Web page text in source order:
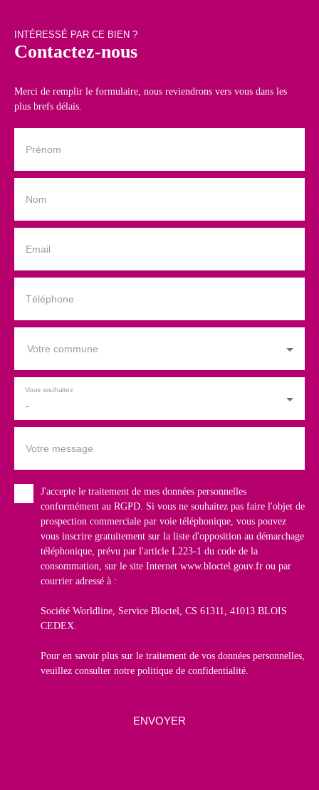
INTÉRESSÉ PAR CE BIEN ?
Contactez-nous
Merci de remplir le formulaire, nous reviendrons vers vous dans les
plus brefs délais.
Prénom
Nom
Email
Téléphone
Votre commune
-
Vous souhaitez
Votre message
J'accepte le traitement de mes données personnelles
conformément au RGPD. Si vous ne souhaitez pas faire l'objet de
prospection commerciale par voie téléphonique, vous pouvez
vous inscrire gratuitement sur la liste d'opposition au démarchage
téléphonique, prévu par l'article L223-1 du code de la
consommation, sur le site Internet www.bloctel.gouv.fr ou par
courrier adressé à :
Société Worldline, Service Bloctel, CS 61311, 41013 BLOIS
CEDEX.
Pour en savoir plus sur le traitement de vos données personnelles,
veuillez consulter notre politique de confidentialité
ENVOYER